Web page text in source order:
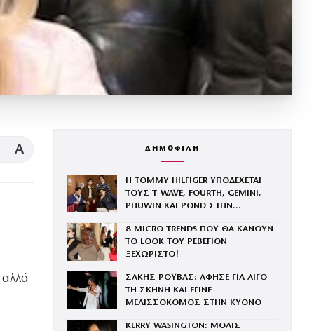
A ΔΗΜΟΦΙΛΗ
Η TOMMY HILFIGER ΥΠΟΔΕΧΕΤΑΙ
ΤΟΥΣ Τ-WAVE, FOURTH, GEMINI,
PHUWIN ΚΑΙ POND ΣΤΗΝ
8 MICRO TRENDS ΠΟΥ ΘΑ ΚΑΝΟΥΝ
ΤΟ LOOK ΤΟΥ ΡΕΒΕΓΙΟΝ
ΞΕΧΩΡΙΣΤΟ!
ΣΑΚΗΣ ΡΟΥΒΑΣ: ΑΦΗΣΕ ΓΙΑ ΛΙΓΟ
ΤΗ ΣΚΗΝΗ ΚΑΙ ΕΓΙΝΕ
ΜΕΛΙΣΣΟΚΟΜΟΣ ΣΤΗΝ ΚΥΘΝΟ
KERRY WASINGTON: ΜΟΛΙΣ